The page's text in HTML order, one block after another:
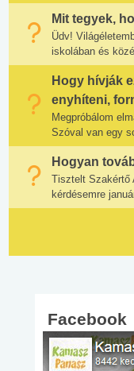
Mit tegyek,
Üdv!
iskolában és
Hogy hívják
enyhíteni,
Megpróbálom
Szóval van egy
Hogyan
Tisztelt Szakértő
kérdésemre
Facebook